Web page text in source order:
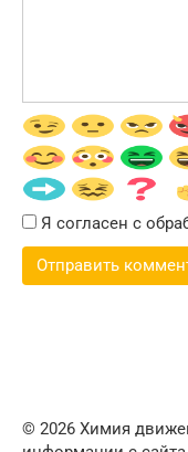
Я согласен с
© 2026 Химия